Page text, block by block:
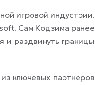
игровой индустрии.
Сам Кодзима ранее
и раздвинуть границы
ключевых партнеров